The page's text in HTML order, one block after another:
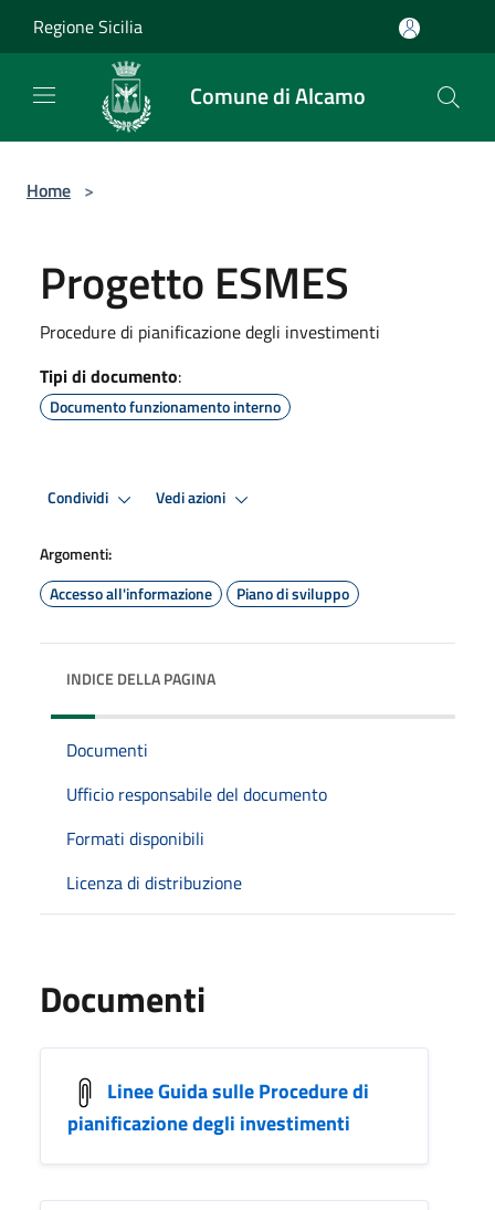
Regione Sicilia
Comune di Alcamo
Home >
Progetto ESMES
Procedure di pianificazione degli investimenti
Tipi di documento:
Documento funzionamento interno
Condividi Vedi azioni
Argomenti:
Accesso all'informazione
Piano di sviluppo
INDICE DELLA PAGINA
Documenti
Ufficio responsabile del documento
Formati disponibili
Licenza di distribuzione
Documenti
Linee Guida sulle Procedure di
pianificazione degli investimenti